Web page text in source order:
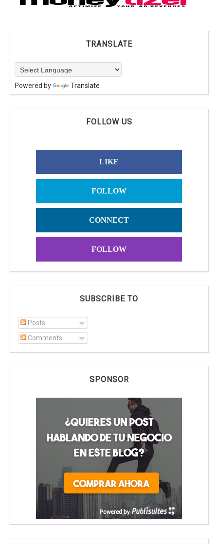
TRANSLATE
Powered by Translate
FOLLOW US
LIKE
FOLLOW
CONNECT
FOLLOW
SUBSCRIBE TO
Posts
Comments
SPONSOR